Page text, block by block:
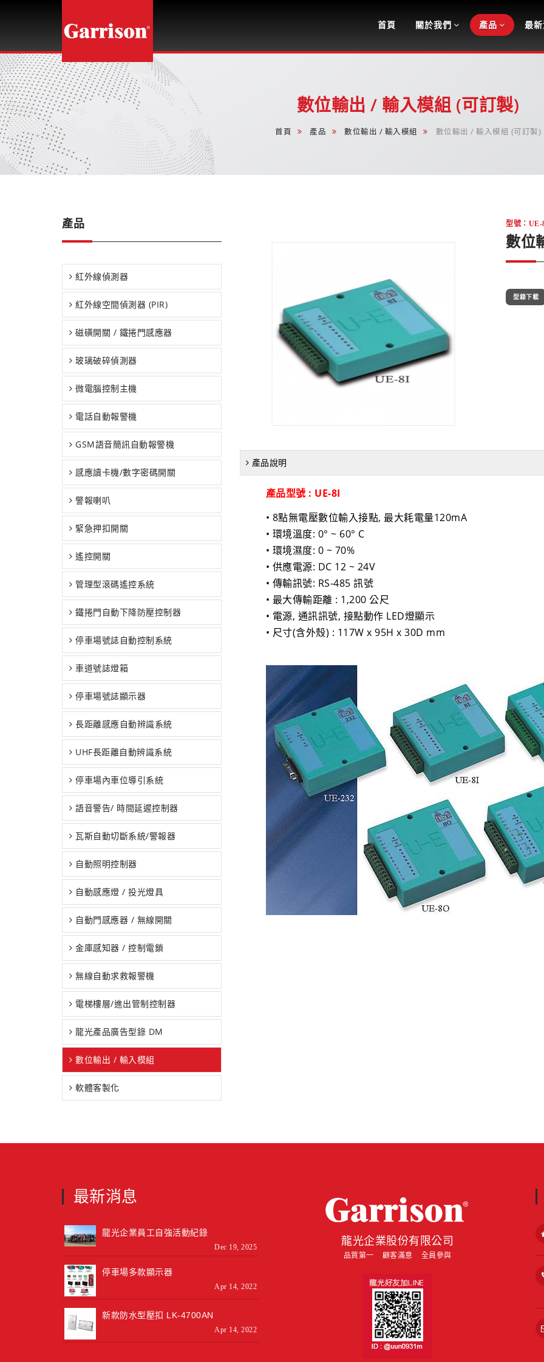
龍
光
企
業
股
份
有
限
公
司
首頁 關於我們 產品 最新
數位輸出 / 輸入模組 (可訂製)
首頁 產品 數位輸出 / 輸入模組 數位輸出 / 輸入模組 (可訂製)
產品
紅外線偵測器
紅外線空間偵測器 (PIR)
磁磺開關 / 鐵捲門感應器
玻璃破碎偵測器
微電腦控制主機
電話自動報警機
GSM語音簡訊自動報警機
感應讀卡機/數字密碼開關
警報喇叭
緊急押扣開關
遙控開關
管理型滾碼遙控系統
鐵捲門自動下降防壓控制器
停車場號誌自動控制系統
車道號誌燈箱
停車場號誌顯示器
長距離感應自動辨識系統
UHF長距離自動辨識系統
停車場內車位導引系統
語音警告/ 時間延遲控制器
瓦斯自動切斷系統/警報器
自動照明控制器
自動感應燈 / 投光燈具
自動門感應器 / 無線開關
金庫感知器 / 控制電鎖
無線自動求救報警機
電梯樓層/進出管制控制器
龍光產品廣告型錄 DM
數位輸出 / 輸入模組
軟體客製化
型號：
數位
型錄下載
產品說明
產品型號 : UE-8I
• 8點無電壓數位輸入接點, 最大耗電量120mA
• 環境溫度: 0° ~ 60° C
• 環境濕度: 0 ~ 70%
• 供應電源: DC 12 ~ 24V
• 傳輸訊號: RS-485 訊號
• 最大傳輸距離 : 1,200 公尺
• 電源, 通訊訊號, 接點動作 LED燈顯示
• 尺寸(含外殼) : 117W x 95H x 30D mm
最新消息
龍光企業員工自強活動紀錄
Dec 19, 2025
停車場多款顯示器
Apr 14, 2022
新款防水型壓扣 LK-4700AN
Apr 14, 2022
about
龍光企業股份有限公司
品質第一 顧客滿意 全員參與